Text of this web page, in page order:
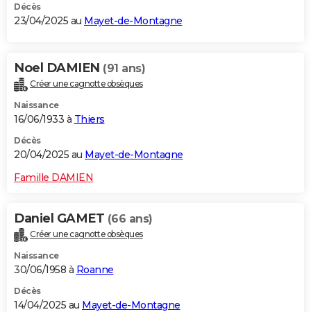
Décès
23/04/2025 au Mayet-de-Montagne
Noel DAMIEN (91 ans)
Créer une cagnotte obsèques
Naissance
16/06/1933 à Thiers
Décès
20/04/2025 au Mayet-de-Montagne
Famille DAMIEN
Daniel GAMET (66 ans)
Créer une cagnotte obsèques
Naissance
30/06/1958 à Roanne
Décès
14/04/2025 au Mayet-de-Montagne